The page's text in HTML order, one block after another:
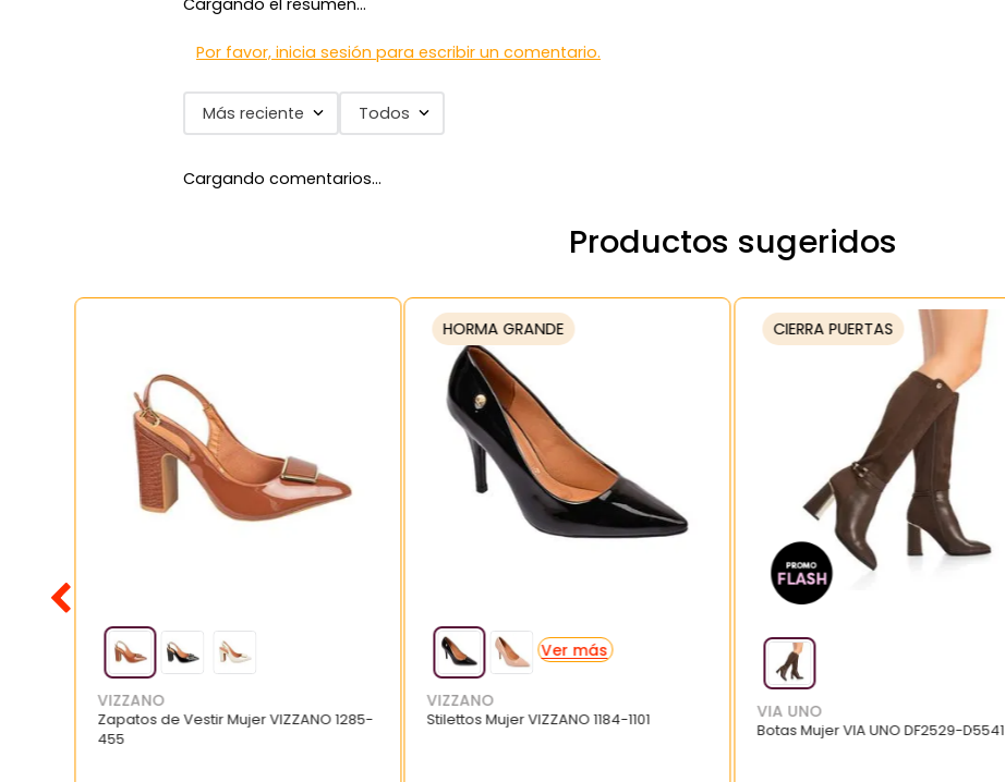
7.
blancos
8.
beige
10. zapatillas mujer
Por favor, inicia sesión para escribir un comentario.
Más reciente Todos
Cargando comentarios…
Productos sugeridos
VIZZANO
Zapatos de Vestir Mujer VIZZANO 1285-
455
HORMA GRANDE
VIZZANO
Stilettos Mujer VIZZANO 1184-1101
CIERRA PUERTAS
VIA UNO
Botas Mujer VIA UNO DF2529-D5541